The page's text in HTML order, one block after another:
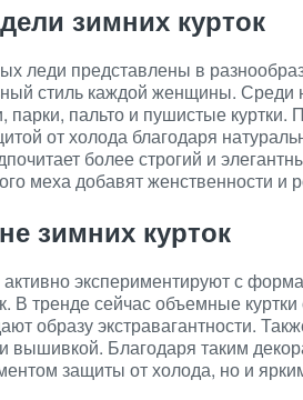
зимних курток
леди представлены в
стиль каждой женщины.
пальто и пушистые куртки.
от холода благодаря
более строгий и
меха добавят женственности и
зимних курток
экспериментируют с
В тренде сейчас объемные
образу экстравагантности.
вышивкой. Благодаря таким
защиты от холода, но и